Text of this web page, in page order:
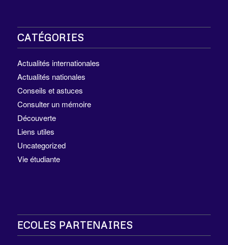
CATÉGORIES
Actualités internationales
Actualités nationales
Conseils et astuces
Consulter un mémoire
Découverte
Liens utiles
Uncategorized
Vie étudiante
ECOLES PARTENAIRES